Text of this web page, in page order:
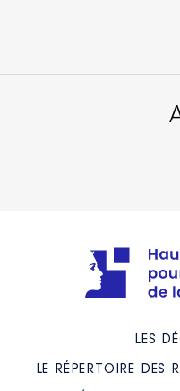
LES
LE RÉPERTOIRE DES